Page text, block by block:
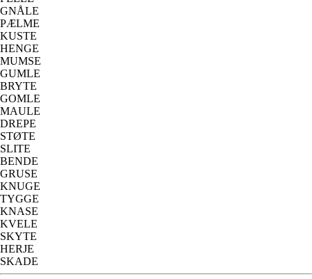
GNÅLE
PÆLME
KUSTE
HENGE
MUMSE
GUMLE
BRYTE
GOMLE
MAULE
DREPE
STØTE
SLITE
BENDE
GRUSE
KNUGE
TYGGE
KNASE
KVELE
SKYTE
HERJE
SKADE